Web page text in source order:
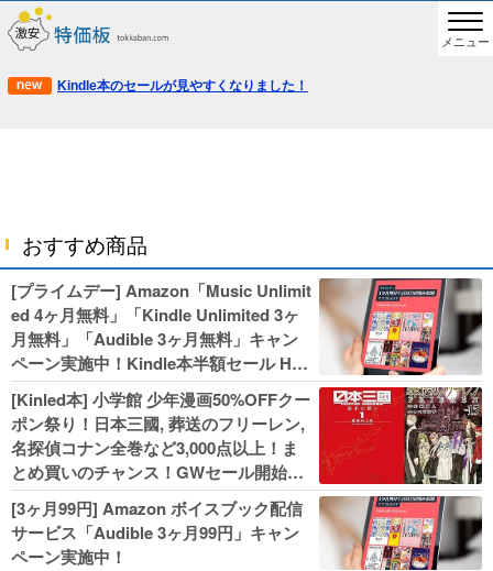
メニュー
Kindle本のセールが見やすくなりました！
おすすめ商品
[プライムデー] Amazon「Music Unlimit
ed 4ヶ月無料」「Kindle Unlimited 3ヶ
月無料」「Audible 3ヶ月無料」キャン
ペーン実施中！Kindle本半額セール HU
NTER×HUNTERなど集英社、無職転生,
幼女戦記などKADOKAWA、キャプテン
翼100円セールも！
[Kinled本] 小学館 少年漫画50%OFFクー
ポン祭り！日本三國, 葬送のフリーレン,
名探偵コナン全巻など3,000点以上！ま
とめ買いのチャンス！GWセール開始！
人気コミック多数 カドカワ祭やIT関連本
がセールに！
[3ヶ月99円] Amazon ボイスブック配信
サービス「Audible 3ヶ月99円」キャン
ペーン実施中！